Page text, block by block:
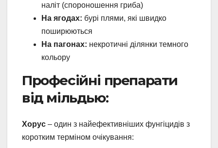
наліт (спороношення гриба)
На ягодах: бурі плями, які швидко
поширюються
На пагонах: некротичні ділянки темного
кольору
Професійні препарати
від мільдью:
Хорус – один з найефективніших фунгіцидів з
коротким терміном очікування: